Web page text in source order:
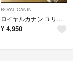
ROYAL CANIN
ロイヤルカナン ユリナリーS/O ウエットパウチ 85g×15袋
¥ 4,950